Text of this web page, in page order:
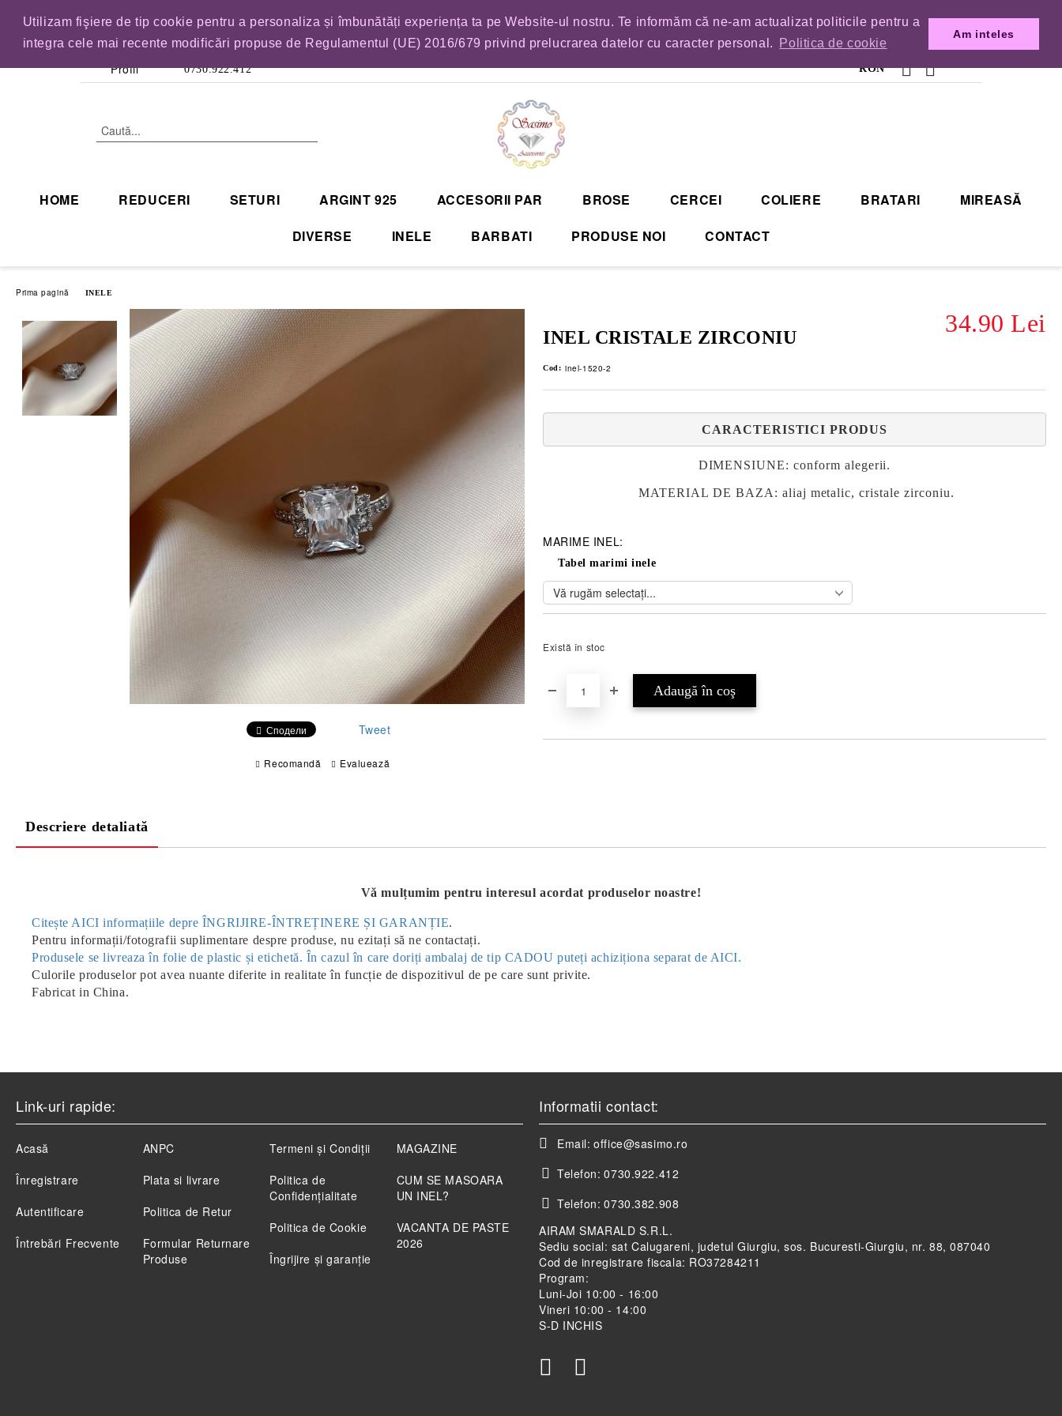
Utilizam fişiere de tip cookie pentru a personaliza și îmbunătăți experiența ta pe Website-ul nostru. Te informăm că ne-am actualizat politicile pentru a
integra cele mai recente modificări propuse de Regulamentul (UE) 2016/679 privind prelucrarea datelor cu caracter personal.
Politica de cookie
Am inteles
IN CURAND INCHIDEM LISTA DE COMENZI PENTRU SFANTA MARIA. VA RUGAM SA VA PLASATI COMENZILE DIN TIMP.
Profil 0730.922.412 RON
HOME REDUCERI SETURI ARGINT 925 ACCESORII PAR BROSE CERCEI COLIERE BRATARI
MIREASĂ
DIVERSE
INELE BARBATI PRODUSE NOI CONTACT
Prima pagină INELE
INEL CRISTALE ZIRCONIU 34.90 Lei
Cod: inel-1520-2
CARACTERISTICI PRODUS
DIMENSIUNE: conform alegerii.
MATERIAL DE BAZA: aliaj metalic, cristale zirconiu.
MARIME INEL:
Tabel marimi inele
Există în stoc
Сподели Tweet
Recomandă Evaluează
Descriere detaliată
Vă mulțumim pentru interesul acordat produselor noastre!
Citește AICI informațiile depre ÎNGRIJIRE-ÎNTREȚINERE ȘI GARANȚIE.
Pentru informații/fotografii suplimentare despre produse, nu ezitați să ne contactați.
Produsele se livreaza în folie de plastic și etichetă. În cazul în care doriți ambalaj de tip CADOU puteți achiziționa separat de AICI.
Culorile produselor pot avea nuante diferite in realitate în funcție de dispozitivul de pe care sunt privite.
Fabricat in China.
Link-uri rapide:
Acasă
Înregistrare
Autentificare
Întrebări Frecvente
ANPC
Plata si livrare
Politica de Retur
Formular Returnare
Produse
Termeni și Condiții
Politica de
Confidenţialitate
Politica de Cookie
Îngrijire și garanție
MAGAZINE
CUM SE MASOARA
UN INEL?
VACANTA DE PASTE
2026
Informatii contact:
Email: office@sasimo.ro
Telefon: 0730.922.412
Telefon: 0730.382.908
AIRAM SMARALD S.R.L.
Sediu social: sat Calugareni, judetul Giurgiu, sos. Bucuresti-Giurgiu, nr. 88, 087040
Cod de inregistrare fiscala: RO37284211
Program:
Luni-Joi 10:00 - 16:00
Vineri 10:00 - 14:00
S-D INCHIS